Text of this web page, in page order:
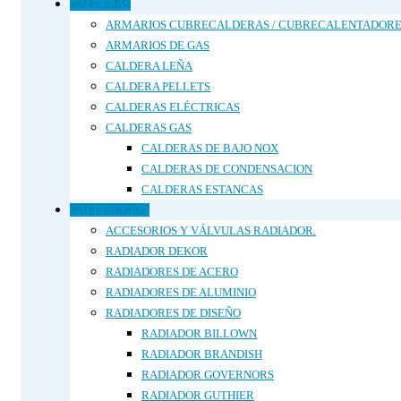
CALDERAS
ARMARIOS CUBRECALDERAS /
ARMARIOS DE GAS
CALDERA LEÑA
CALDERA PELLETS
CALDERAS ELÉCTRICAS
CALDERAS GAS
CALDERAS DE BAJO NOX
CALDERAS DE CONDENSACION
CALDERAS ESTANCAS
CALEFACCIÓN
ACCESORIOS Y VÁLVULAS RADIADOR.
RADIADOR DEKOR
RADIADORES DE ACERO
RADIADORES DE ALUMINIO
RADIADORES DE DISEÑO
RADIADOR BILLOWN
RADIADOR BRANDISH
RADIADOR GOVERNORS
RADIADOR GUTHIER